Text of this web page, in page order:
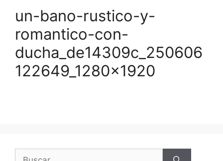
un-bano-rustico-y-
romantico-con-
ducha_de14309c_250606
122649_1280x1920